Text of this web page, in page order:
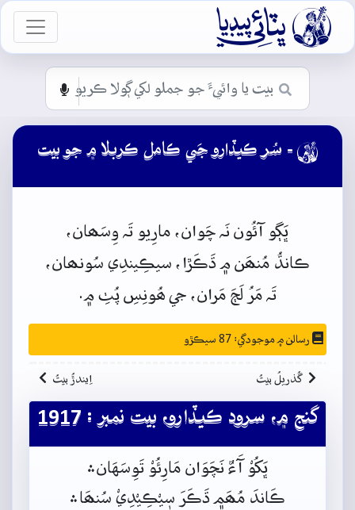

 - سُر ڪيڏارو جَي ڪامل ڪربلا ۾ جو بيت
ڀَڳو آئُون نَہ چَوان، مارِيو تَہ وِسَھان،
ڪانڌُ مُنھَن ۾ ڌَڪَڙا، سيڪِيندِي سُونھان،
تَہ مَرُ لَڄَ مَران، جيھُونِسِ پُٺِ ۾.
رسالن ۾ موجودگي: 87 سيڪڙو
گُذريلُ بيتُ اِيندڙُ بيتُ
گنج ۾، سرود ڪيڏارو، بيت نمبر : 1917
ڀَکُوْ آَءٌ نَچَوَان مَارِئُوْ تَوِسَهَان﮶
ڪَاندَ مُھَم﮼ ڌَڪَرَ سٖيْڪِيْدِيْ سُنھَا﮶